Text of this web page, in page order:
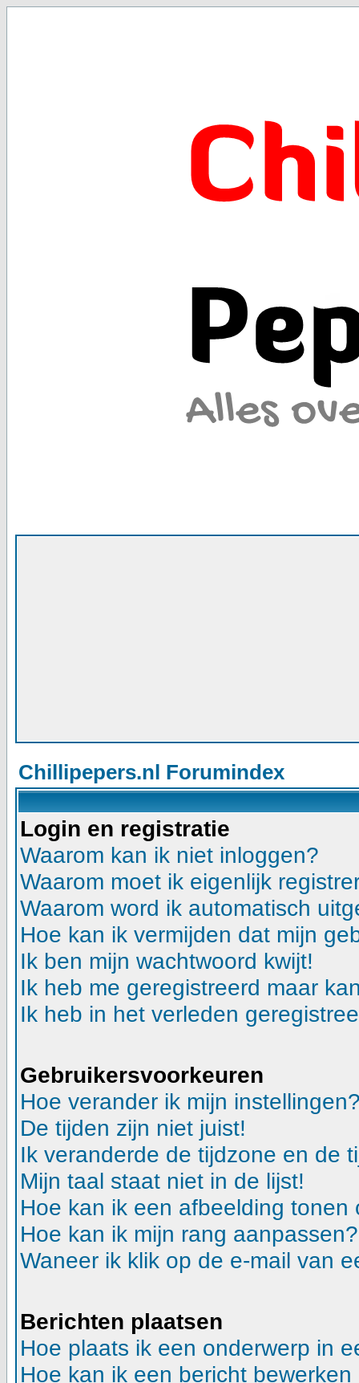
Chillipepers.nl Forumindex
Login en registratie
Waarom kan ik niet inloggen?
Waarom moet ik eigenlijk
Waarom word ik automatisch
Hoe kan ik vermijden dat mijn
Ik ben mijn wachtwoord kwijt!
Ik heb me geregistreerd maar
Ik heb in het verleden
Gebruikersvoorkeuren
Hoe verander ik mijn
De tijden zijn niet juist!
Ik veranderde de tijdzone en de
Mijn taal staat niet in de lijst!
Hoe kan ik een afbeelding
Hoe kan ik mijn rang aanpassen?
Waneer ik klik op de e-mail van
Berichten plaatsen
Hoe plaats ik een onderwerp in
Hoe kan ik een bericht